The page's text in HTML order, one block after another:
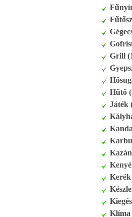
Grill
Hűtő
Játék
Kerék
Klíma